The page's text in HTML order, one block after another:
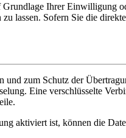
Ihrer Einwilligung
zu lassen. Sofern Sie die
und zum Schutz der
Eine verschlüsselte
aktiviert ist, können die